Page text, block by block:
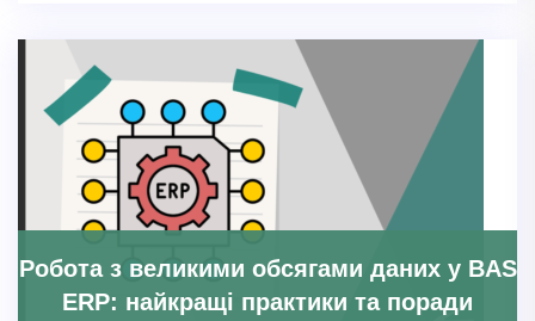
Робота з великими обсягами даних у BAS
ERP: найкращі практики та поради